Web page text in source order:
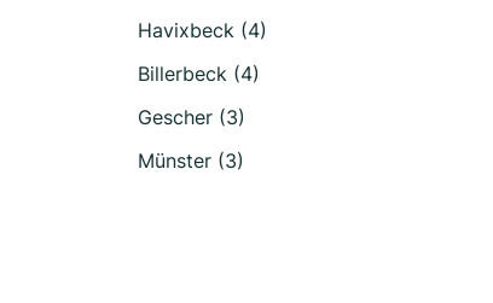
Havixbeck (4)
Billerbeck (4)
Gescher (3)
Münster (3)